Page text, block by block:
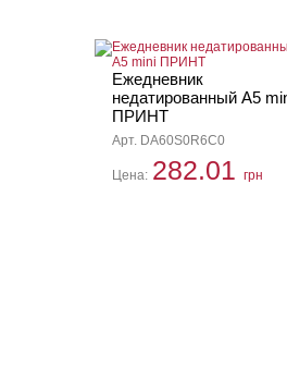
Ежедневник
недатированный А5
ПРИНТ
Арт. DA60S0R6C0
Цена: 282.01 грн